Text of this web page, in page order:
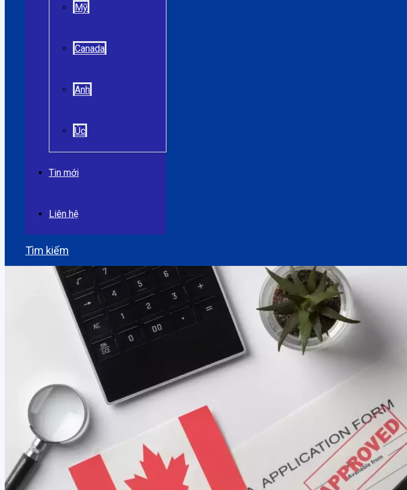
Mỹ
Canada
Anh
Úc
Tin mới
Liên hệ
Tìm kiếm